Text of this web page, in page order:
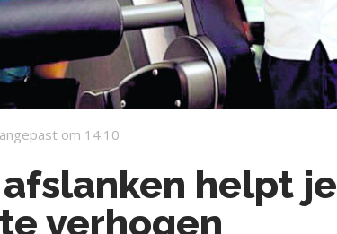
om 14:10
helpt je
verhogen